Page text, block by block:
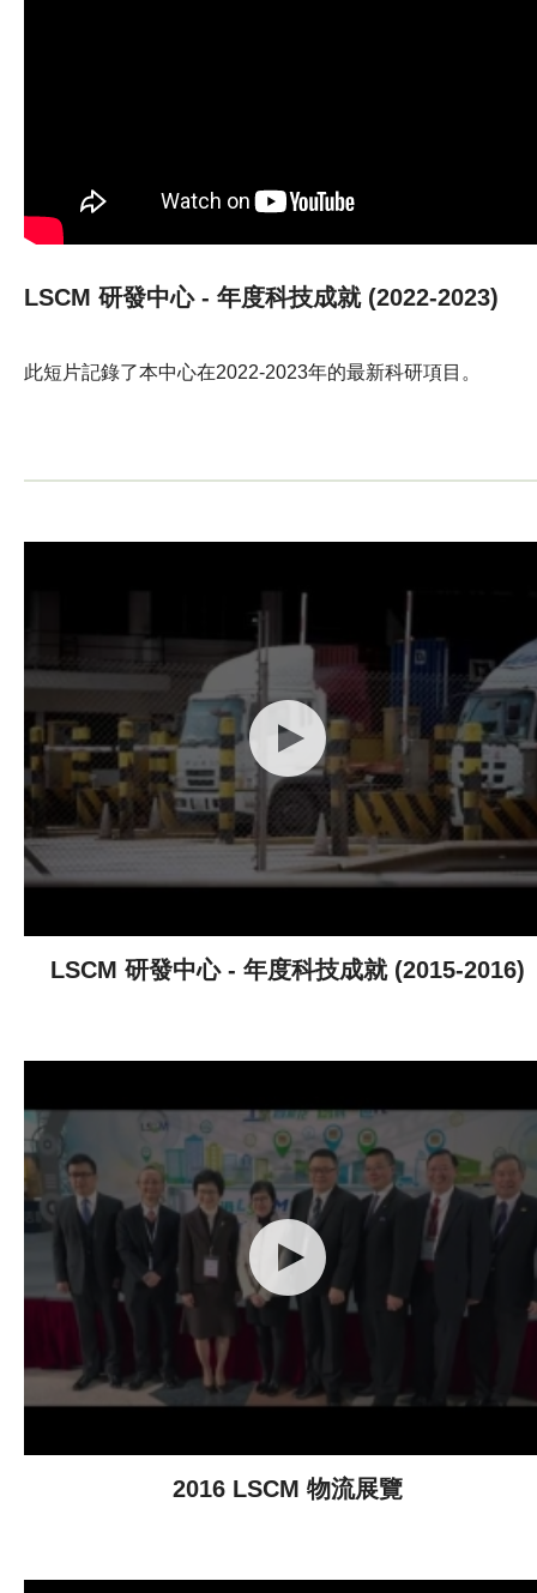
LSCM 研發中心 - 年度科技成就 (2022-2023)
此短片記錄了本中心在2022-2023年的最新科研項目。
LSCM 研發中心 - 年度科技成就 (2015-2016)
2016 LSCM 物流展覽